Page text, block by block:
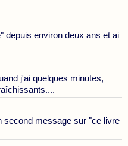
depuis environ deux ans et ai
j'ai quelques minutes,
second message sur "ce livre